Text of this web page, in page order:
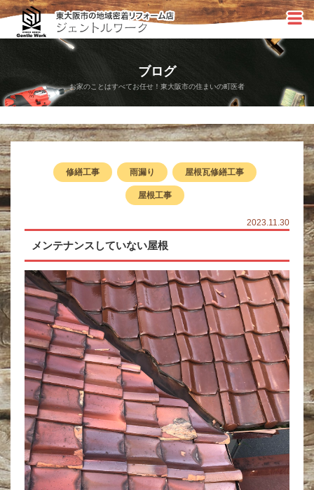
ブログ
お家のことはすべてお任せ！東大阪市の住まいの町医者
修繕工事 雨漏り 屋根瓦修繕工事
屋根工事
2023.11.30
メンテナンスしていない屋根